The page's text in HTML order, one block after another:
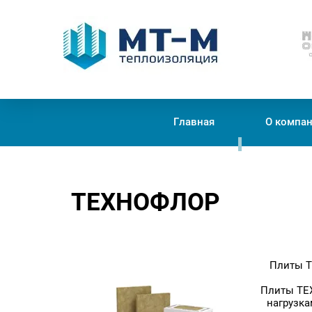
Теплоизоляция
Главная О
ТЕХНОФЛОР
Плиты
Плиты